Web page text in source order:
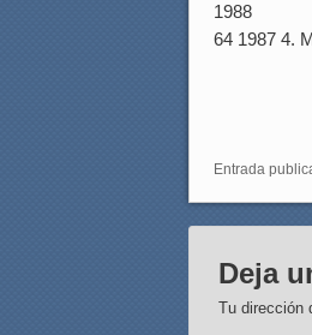
1988
64 1987 4.
Entrada
Deja
Tu dirección